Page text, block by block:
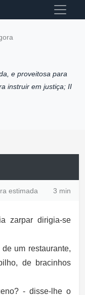
e proveitosa para
instruir em justiça; II
estimada 3 min
zarpar dirigia-se
um restaurante,
de bracinhos
- disse-lhe o